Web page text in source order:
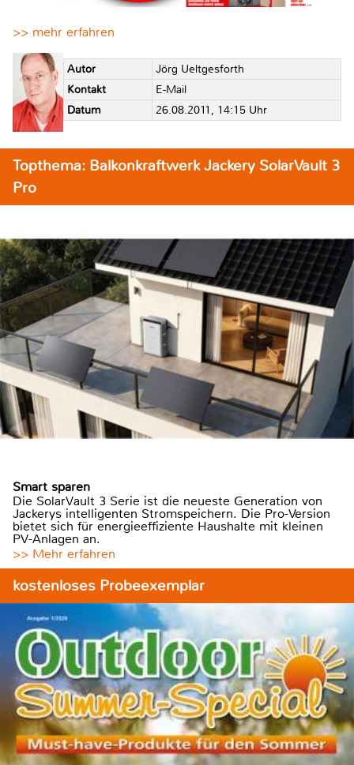
>> mehr erfahren
Autor
Jörg Ueltgesforth
Kontakt
E-Mail
Datum
26.08.2011, 14:15 Uhr
Topthema: Balkonkraftwerk Jackery SolarVault 3
Pro
Smart sparen
Die SolarVault 3 Serie ist die neueste Generation von
Jackerys intelligenten Stromspeichern. Die Pro-Version
bietet sich für energieeffiziente Haushalte mit kleinen
PV-Anlagen an.
>> Mehr erfahren
kostenloses Probeexemplar